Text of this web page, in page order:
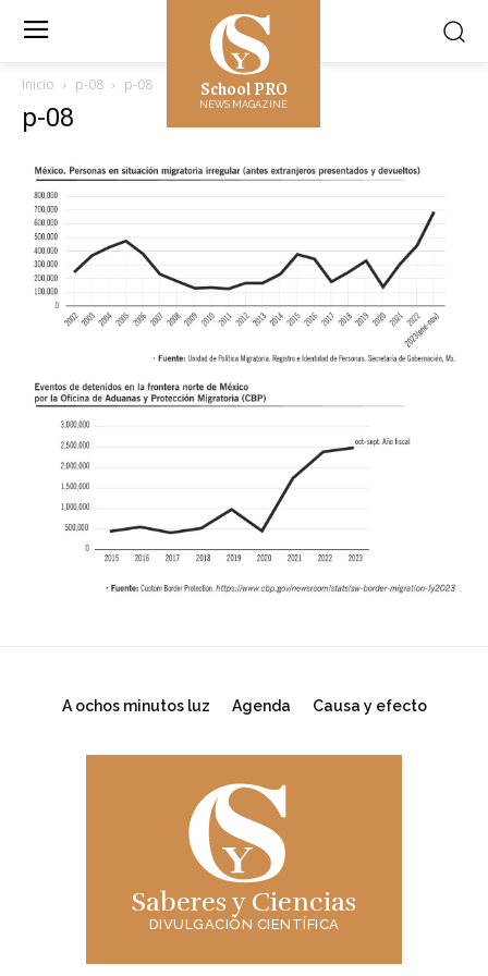
School PRO
NEWS MAGAZINE
Inicio p-08 p-08
p-08
A ochos minutos luz Agenda Causa y efecto
Saberes y Ciencias
DIVULGACIÓN CIENTÍFICA